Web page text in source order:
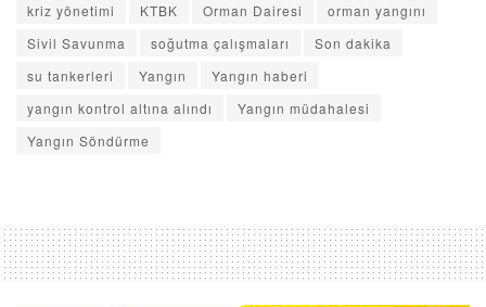
kriz yönetimi
KTBK Orman Dairesi
orman yangını
Sivil Savunma
soğutma çalışmaları
Son dakika
su tankerleri
Yangın
Yangın haberi
yangın kontrol altına alındı
Yangın müdahalesi
Yangın Söndürme